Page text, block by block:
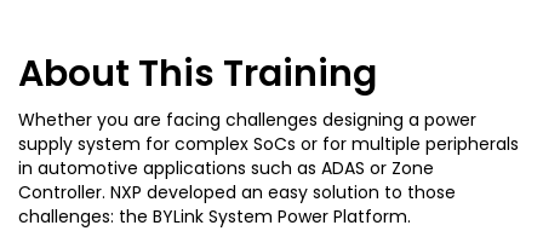
About This Training
Whether you are facing challenges designing a power
supply system for complex SoCs or for multiple peripherals
in automotive applications such as ADAS or Zone
Controller. NXP developed an easy solution to those
challenges: the BYLink System Power Platform.